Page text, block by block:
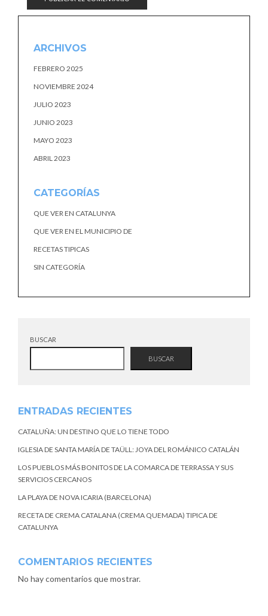
ARCHIVOS
FEBRERO 2025
NOVIEMBRE 2024
JULIO 2023
JUNIO 2023
MAYO 2023
ABRIL 2023
CATEGORÍAS
QUE VER EN CATALUNYA
QUE VER EN EL MUNICIPIO DE
RECETAS TIPICAS
SIN CATEGORÍA
BUSCAR
BUSCAR
ENTRADAS RECIENTES
CATALUÑA: UN DESTINO QUE LO TIENE TODO
IGLESIA DE SANTA MARÍA DE TAÜLL: JOYA DEL ROMÁNICO CATALÁN
LOS PUEBLOS MÁS BONITOS DE LA COMARCA DE TERRASSA Y SUS
SERVICIOS CERCANOS
LA PLAYA DE NOVA ICARIA (BARCELONA)
RECETA DE CREMA CATALANA (CREMA QUEMADA) TIPICA DE
CATALUNYA
COMENTARIOS RECIENTES
No hay comentarios que mostrar.